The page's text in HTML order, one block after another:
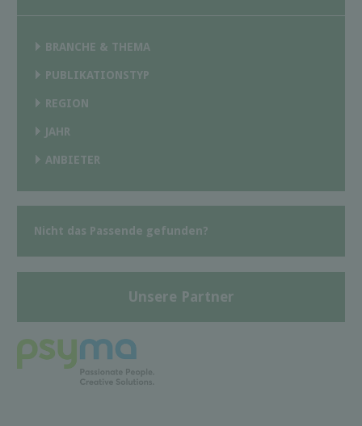
BRANCHE & THEMA
PUBLIKATIONSTYP
REGION
JAHR
ANBIETER
Nicht das Passende gefunden?
Unsere Partner